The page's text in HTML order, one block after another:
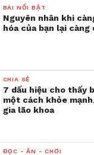
BÀI NỔI BẬT
Nguyên nhân khi
hóa của bạn lại càng
CHIA SẺ
7 dấu hiệu cho thấy
một cách khỏe
gia lão khoa
ĐỌC - ĂN - CHƠI